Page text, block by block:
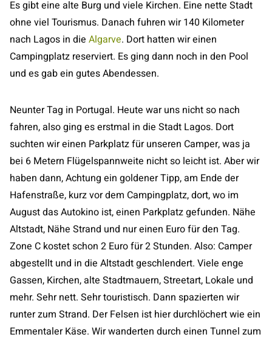
Es gibt eine alte Burg und viele Kirchen. Eine nette Stadt
ohne viel Tourismus. Danach fuhren wir 140 Kilometer
nach Lagos in die Algarve. Dort hatten wir einen
Campingplatz reserviert. Es ging dann noch in den Pool
und es gab ein gutes Abendessen.
Neunter Tag in Portugal. Heute war uns nicht so nach
fahren, also ging es erstmal in die Stadt Lagos. Dort
suchten wir einen Parkplatz für unseren Camper, was ja
bei 6 Metern Flügelspannweite nicht so leicht ist. Aber wir
haben dann, Achtung ein goldener Tipp, am Ende der
Hafenstraße, kurz vor dem Campingplatz, dort, wo im
August das Autokino ist, einen Parkplatz gefunden. Nähe
Altstadt, Nähe Strand und nur einen Euro für den Tag.
Zone C kostet schon 2 Euro für 2 Stunden. Also: Camper
abgestellt und in die Altstadt geschlendert. Viele enge
Gassen, Kirchen, alte Stadtmauern, Streetart, Lokale und
mehr. Sehr nett. Sehr touristisch. Dann spazierten wir
runter zum Strand. Der Felsen ist hier durchlöchert wie ein
Emmentaler Käse. Wir wanderten durch einen Tunnel zum